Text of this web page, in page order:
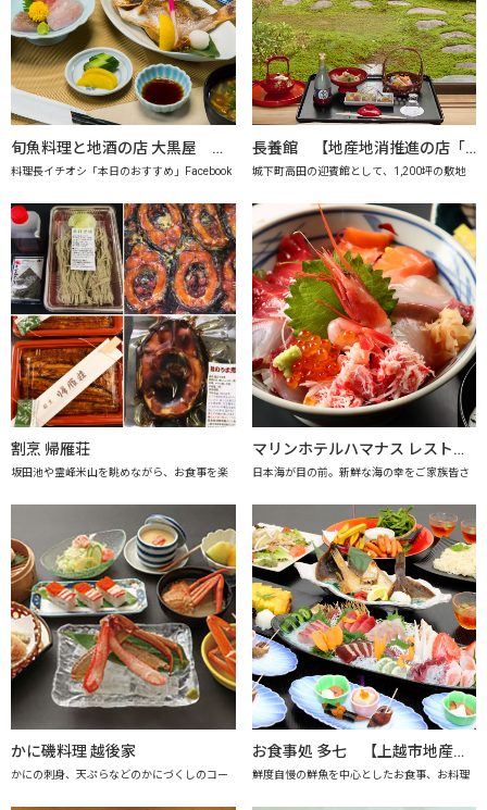
旬魚料理と地酒の店 大黒屋 【地産地消推進の店「プレミアム認定店」】
料理長イチオシ「本日のおすすめ」Facebook
長養館 【地産地消推進の店「プレミアム認定店」】
城下町高田の迎賓館として、1,200坪の敷地
割烹 帰雁荘
坂田池や霊峰米山を眺めながら、お食事を楽
マリンホテルハマナス レストラン海月【地産地消推進の店「プレミアム認定店」】
日本海が目の前。新鮮な海の幸をご家族皆さ
かに磯料理 越後家
かにの刺身、天ぷらなどのかにづくしのコー
お食事処 多七 【上越市地産地消推進の店認定店】
鮮度自慢の鮮魚を中心としたお食事、お料理